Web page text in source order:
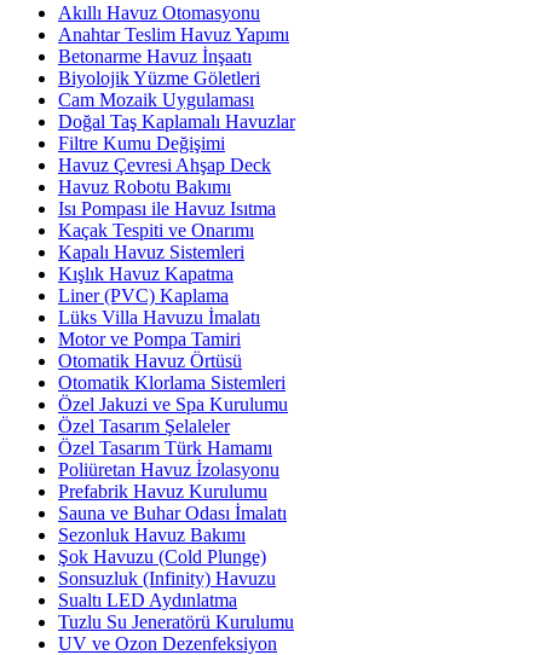
Akıllı Havuz Otomasyonu
Anahtar Teslim Havuz Yapımı
Betonarme Havuz İnşaatı
Biyolojik Yüzme Göletleri
Cam Mozaik Uygulaması
Doğal Taş Kaplamalı Havuzlar
Filtre Kumu Değişimi
Havuz Çevresi Ahşap Deck
Havuz Robotu Bakımı
Isı Pompası ile Havuz Isıtma
Kaçak Tespiti ve Onarımı
Kapalı Havuz Sistemleri
Kışlık Havuz Kapatma
Liner (PVC) Kaplama
Lüks Villa Havuzu İmalatı
Motor ve Pompa Tamiri
Otomatik Havuz Örtüsü
Otomatik Klorlama Sistemleri
Özel Jakuzi ve Spa Kurulumu
Özel Tasarım Şelaleler
Özel Tasarım Türk Hamamı
Poliüretan Havuz İzolasyonu
Prefabrik Havuz Kurulumu
Sauna ve Buhar Odası İmalatı
Sezonluk Havuz Bakımı
Şok Havuzu (Cold Plunge)
Sonsuzluk (Infinity) Havuzu
Sualtı LED Aydınlatma
Tuzlu Su Jeneratörü Kurulumu
UV ve Ozon Dezenfeksiyon